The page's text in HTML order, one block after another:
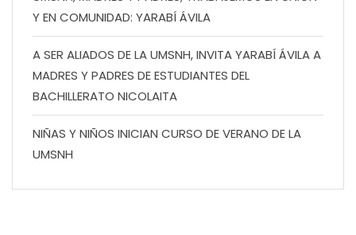
Y EN COMUNIDAD: YARABÍ ÁVILA
A SER ALIADOS DE LA UMSNH, INVITA YARABÍ ÁVILA A
MADRES Y PADRES DE ESTUDIANTES DEL
BACHILLERATO NICOLAITA
NIÑAS Y NIÑOS INICIAN CURSO DE VERANO DE LA
UMSNH